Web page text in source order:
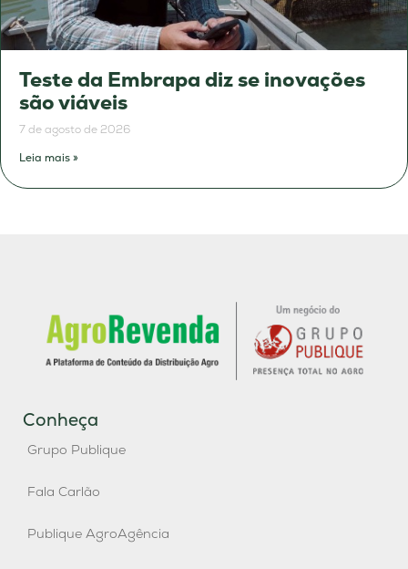
Teste da Embrapa diz se inovações
são viáveis
7 de agosto de 2026
Leia mais »
Conheça
Grupo Publique
Fala Carlão
Publique AgroAgência